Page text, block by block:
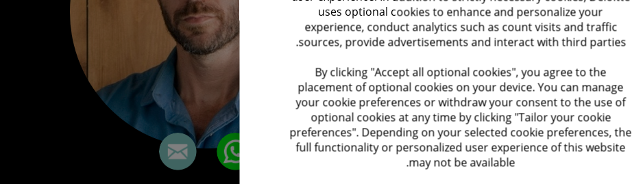
uses optional cookies to enhance and personalize your
experience, conduct analytics such as count visits and traffic
sources, provide advertisements and interact with third parties.
By clicking "Accept all optional cookies", you agree to the
placement of optional cookies on your device. You can manage
your cookie preferences or withdraw your consent to the use of
optional cookies at any time by clicking "Tailor your cookie
preferences". Depending on your selected cookie preferences, the
full functionality or personalized user experience of this website
may not be available.